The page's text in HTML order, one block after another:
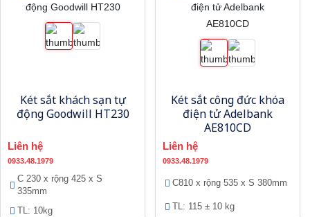
Két sắt khách sạn tự
động Goodwill HT230
Liên hệ
0933.48.1979
C 230 x rộng 425 x S
335mm
TL: 10kg
Két sắt công đức khóa
điện tử Adelbank
AE810CD
Liên hệ
0933.48.1979
C810 x rộng 535 x S 380mm
TL: 115 ± 10 kg